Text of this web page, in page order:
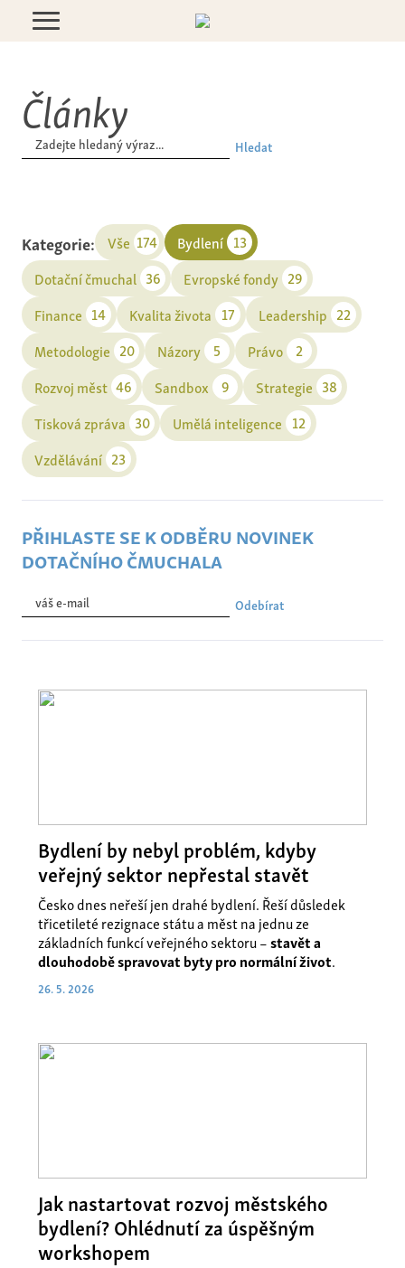
Články
Hledat
Kategorie: Vše 174 Bydlení 13
Dotační čmuchal 36 Evropské fondy 29
Finance 14 Kvalita života 17 Leadership 22
Metodologie 20 Názory 5 Právo 2
Rozvoj měst 46 Sandbox 9 Strategie 38
Tisková zpráva 30 Umělá inteligence 12
Vzdělávání 23
přihlaste se k odběru novinek
dotačního čmuchala
Odebírat
Bydlení by nebyl problém, kdyby
veřejný sektor nepřestal stavět
Česko dnes neřeší jen drahé bydlení. Řeší důsledek
třicetileté rezignace státu a měst na jednu ze
základních funkcí veřejného sektoru –stavět a
dlouhodobě spravovat byty pro normální život.
26. 5. 2026
Jak nastartovat rozvoj městského
bydlení? Ohlédnutí za úspěšným
workshopem